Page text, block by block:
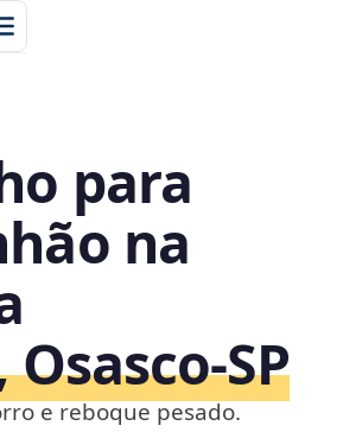
para
na
e reboque pesado.